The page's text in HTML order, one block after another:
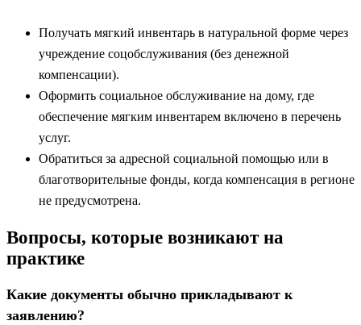
Получать мягкий инвентарь в натуральной форме через
учреждение соцобслуживания (без денежной
компенсации).
Оформить социальное обслуживание на дому, где
обеспечение мягким инвентарем включено в перечень
услуг.
Обратиться за адресной социальной помощью или в
благотворительные фонды, когда компенсация в регионе
не предусмотрена.
Вопросы, которые возникают на
практике
Какие документы обычно прикладывают к
заявлению?